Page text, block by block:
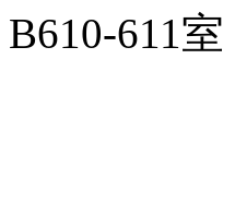
B610-611